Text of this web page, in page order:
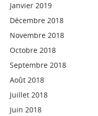
Janvier 2019
Décembre 2018
Novembre 2018
Octobre 2018
Septembre 2018
Août 2018
Juillet 2018
Juin 2018